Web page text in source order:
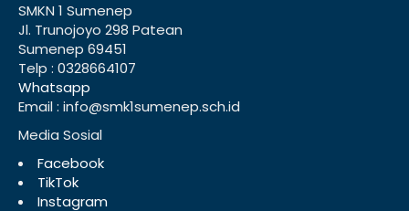
SMKN 1 Sumenep
Jl. Trunojoyo 298 Patean
Sumenep 69451
Telp : 0328664107
Whatsapp
Email : info@smk1sumenep.sch.id
Media Sosial
Facebook
TikTok
Instagram